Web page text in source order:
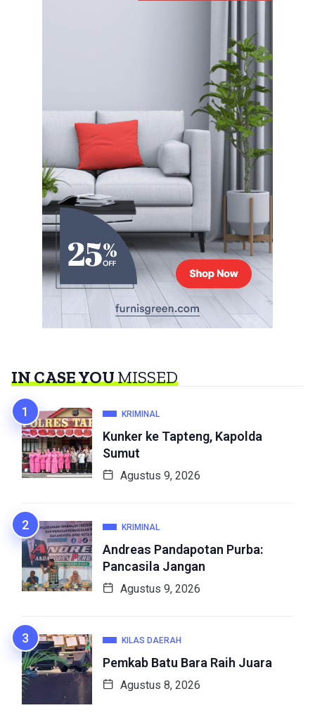
IN CASE YOUMISSED
KRIMINAL
Kunker ke Tapteng, Kapolda
Sumut
Agustus 9, 2026
KRIMINAL
Andreas Pandapotan Purba:
Pancasila Jangan
Agustus 9, 2026
KILAS DAERAH
Pemkab Batu Bara Raih Juara
Agustus 8, 2026